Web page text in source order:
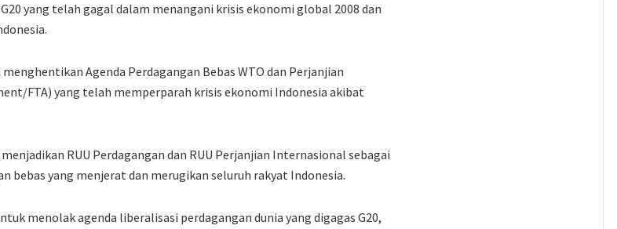
yang telah gagal dalam menangani krisis ekonomi global 2008 dan
Agenda Perdagangan Bebas WTO dan Perjanjian
FTA) yang telah memperparah krisis ekonomi Indonesia akibat
RUU Perdagangan dan RUU Perjanjian Internasional sebagai
bebas yang menjerat dan merugikan seluruh rakyat Indonesia.
menolak agenda liberalisasi perdagangan dunia yang digagas G20,